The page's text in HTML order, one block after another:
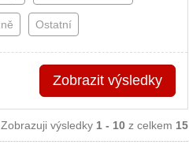
Ostatní
Zobrazit výsledky
Zobrazuji výsledky 1 - 10z celkem 15